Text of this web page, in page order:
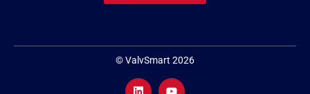
© ValvSmart 2026